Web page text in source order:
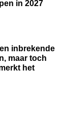
in 2027
inbrekende
maar toch
het